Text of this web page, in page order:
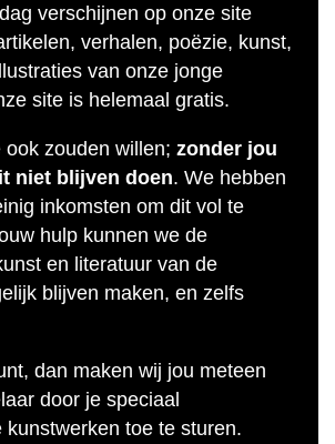
verschijnen op onze site
verhalen, poëzie, kunst,
van onze jonge
site is helemaal gratis.
ook zouden willen; zonder jou
niet blijven doen. We hebben
inkomsten om dit vol te
hulp kunnen we de
en literatuur van de
blijven maken, en zelfs
dan maken wij jou meteen
door je speciaal
kunstwerken toe te sturen.